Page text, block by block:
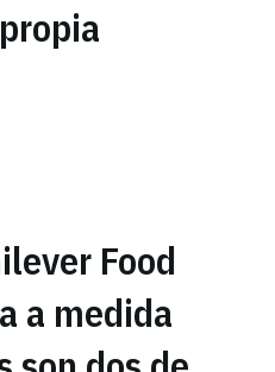
Food
a medida